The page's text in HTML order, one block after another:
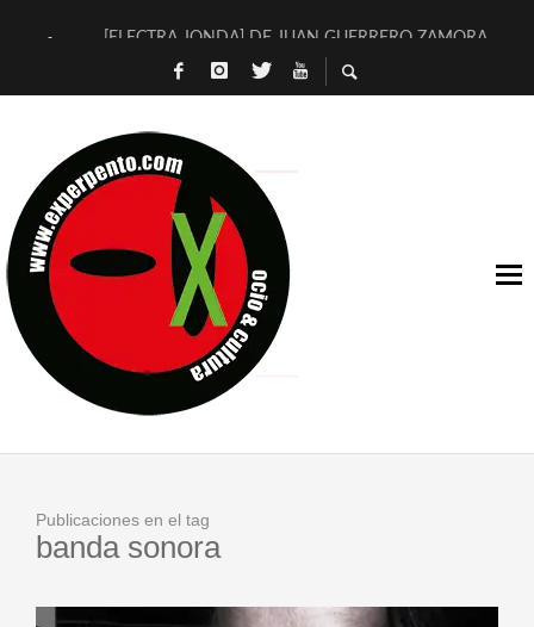
[ELECTRA JONDA] DE JUAN GUERRERO ZAMORA
TIMBRE 4, LA ESCUELA DEL DIRECTOR TEATRAL CLAUDIO
MILITARES JUDÍAS EN #EXVITA
D’BALDOMEROS REINVENTAN [BITÁCORA 3.0] EN EXVITA
MARSHALL FLASH PRESENTA EN EXVITA [RELATIVA
JOFRE BARDAGÍ EN EXVITA INTERPRETANDO A SERRAT
YORCH PRESENTA [CURSO DE ARMONÍA PERSECUTORIA]
MAGALÍ SARE NOS EXPLICA [DESCASADA]
Publicaciones en el tag
banda sonora